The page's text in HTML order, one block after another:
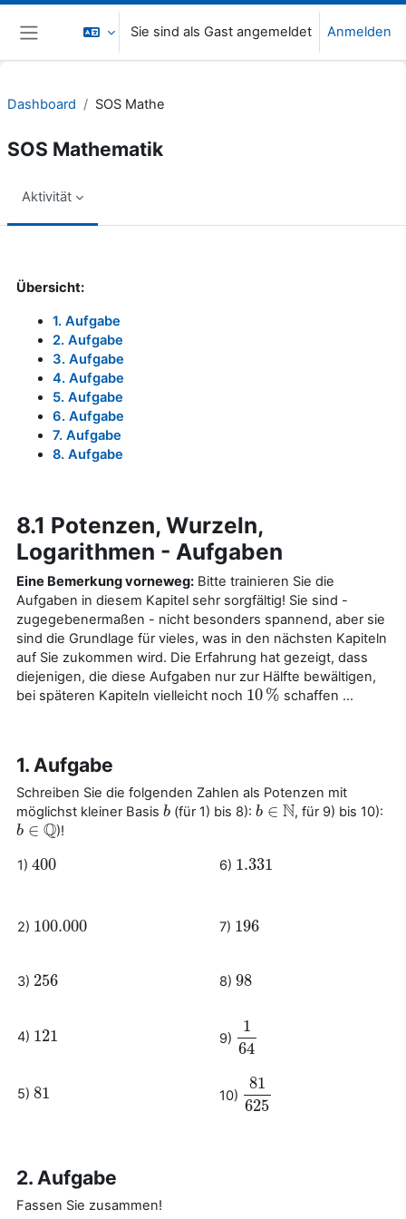
Zum Hauptinhalt
Website-Übersicht
Sie sind als Gast angemeldet Anmelden
Dashboard SOS Mathe
SOS Mathematik
Aktivität
Übersicht:
1. Aufgabe
2. Aufgabe
3. Aufgabe
4. Aufgabe
5. Aufgabe
6. Aufgabe
7. Aufgabe
8. Aufgabe
8.1 Potenzen, Wurzeln,
Logarithmen - Aufgaben
Eine Bemerkung vorneweg: Bitte trainieren Sie die
Aufgaben in diesem Kapitel sehr sorgfältig! Sie sind -
zugegebenermaßen - nicht besonders spannend, aber sie
sind die Grundlage für vieles, was in den nächsten Kapiteln
auf Sie zukommen wird. Die Erfahrung hat gezeigt, dass
diejenigen, die diese Aufgaben nur zur Hälfte bewältigen,
bei späteren Kapiteln vielleicht noch 10%
10% schaffen ...
1. Aufgabe
Schreiben Sie die folgenden Zahlen als Potenzen mit
möglichst kleiner Basis b
b(für 1) bis 8): b ∈ N
b ∈N , für 9) bis 10):
b ∈ Q
b ∈Q )!
1) 400
400 6) 1.331
1.331
2) 100.000
100.000 7) 196
196
3) 256
256 8) 98
98
4) 121
121 9)
1
64
164
5) 81
81 10)
81
625
81625
2. Aufgabe
Fassen Sie zusammen!